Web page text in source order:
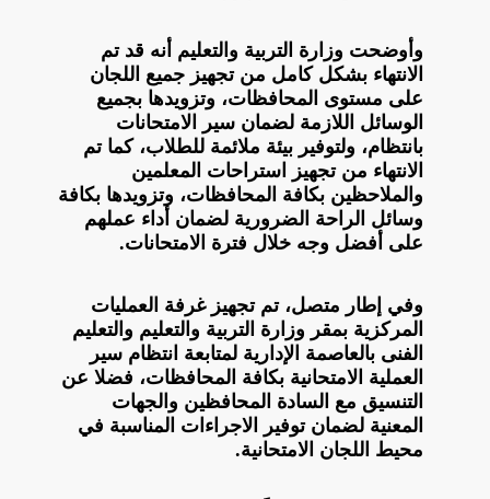
وأوضحت وزارة التربية والتعليم أنه قد تم
الانتهاء بشكل كامل من تجهيز جميع اللجان
على مستوى المحافظات، وتزويدها بجميع
الوسائل اللازمة لضمان سير الامتحانات
بانتظام، ولتوفير بيئة ملائمة للطلاب، كما تم
الانتهاء من تجهيز استراحات المعلمين
والملاحظين بكافة المحافظات، وتزويدها بكافة
وسائل الراحة الضرورية لضمان أداء عملهم
على أفضل وجه خلال فترة الامتحانات.
وفي إطار متصل، تم تجهيز غرفة العمليات
المركزية بمقر وزارة التربية والتعليم والتعليم
الفنى بالعاصمة الإدارية لمتابعة انتظام سير
العملية الامتحانية بكافة المحافظات، فضلا عن
التنسيق مع السادة المحافظين والجهات
المعنية لضمان توفير الاجراءات المناسبة في
محيط اللجان الامتحانية.